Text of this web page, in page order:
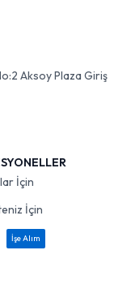
Aksoy Plaza Giriş
İçin
İçin
İşe Alım